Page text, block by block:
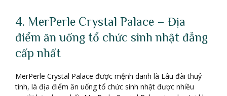
4. MerPerle Crystal Palace – Địa
điểm ăn uống tổ chức sinh nhật đẳng
cấp nhất
MerPerle Crystal Palace được mệnh danh là Lâu đài thuỷ
tinh, là địa điểm ăn uống tổ chức sinh nhật được nhiều